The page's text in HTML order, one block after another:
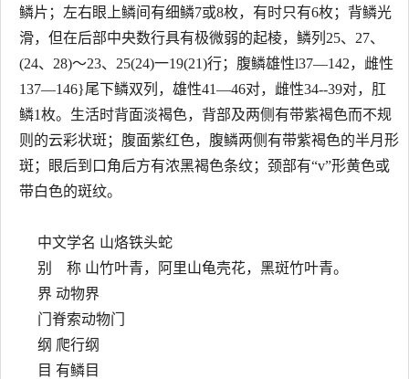
鳞片；左右眼上鳞间有细鳞7或8枚，有时只有6枚；背鳞光
滑，但在后部中央数行具有极微弱的起棱，鳞列25、27、
(24、28)～23、25(24)一19(21)行；腹鳞雄性l37—142，雌性
137—146}尾下鳞双列，雄性41—46对，雌性34--39对，肛
鳞1枚。生活时背面淡褐色，背部及两侧有带紫褐色而不规
则的云彩状斑；腹面紫红色，腹鳞两侧有带紫褐色的半月形
斑；眼后到口角后方有浓黑褐色条纹；颈部有“v”形黄色或
带白色的斑纹。
中文学名 山烙铁头蛇
别 称 山竹叶青，阿里山龟壳花，黑斑竹叶青。
界 动物界
门脊索动物门
纲 爬行纲
目 有鳞目